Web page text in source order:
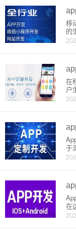
移
的
的
在
户
如
于
应
在
用